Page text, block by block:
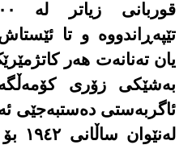
تێپەڕاندووە و تا
یان تەنانەت هەر
بەشێکی زۆری
ئاگربەستی دەستبەجێی